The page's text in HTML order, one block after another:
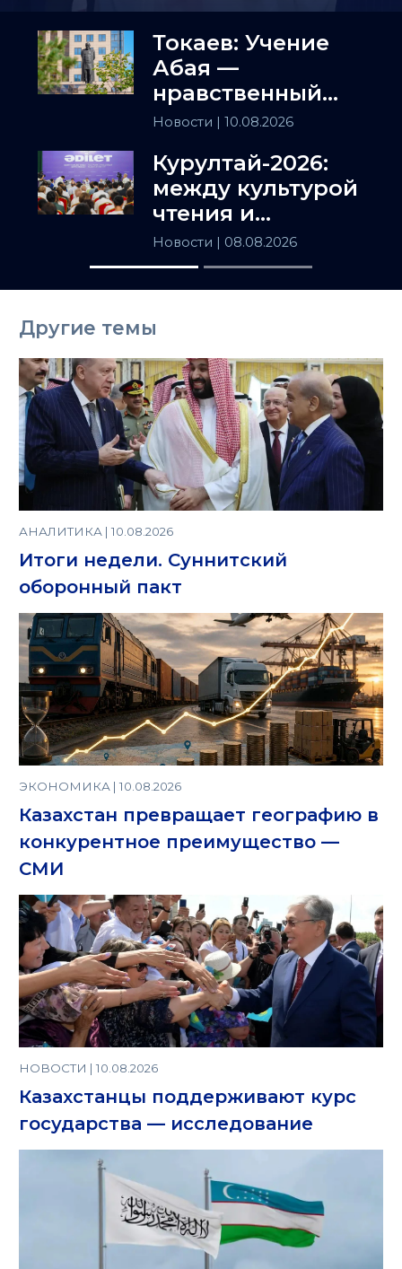
Токаев: Учение
Абая —
нравственный
компас нашего
Новости | 10.08.2026
Курултай-2026:
между культурой
чтения и
искусством
полемики
Новости | 08.08.2026
Другие темы
АНАЛИТИКА | 10.08.2026
Итоги недели. Суннитский
оборонный пакт
ЭКОНОМИКА | 10.08.2026
Казахстан превращает географию в
конкурентное преимущество —
СМИ
НОВОСТИ | 10.08.2026
Казахстанцы поддерживают курс
государства — исследование